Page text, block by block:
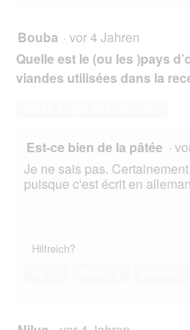
Bouba · vor 4 Jahren
Quelle est le (ou les )pays
viandes utilisées dans la
Est-ce bien de la pâtée ·
Je ne sais pas.
puisque c'est écrit en
Hilfreich?